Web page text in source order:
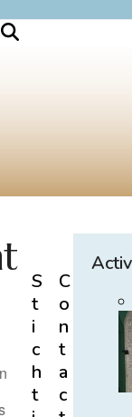
S
t
i
c
h
t
C
o
n
t
a
c